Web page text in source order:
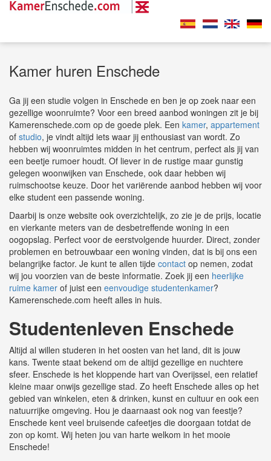
Kamer huren Enschede
Ga jij een studie volgen in Enschede en ben je op zoek naar een
gezellige woonruimte? Voor een breed aanbod woningen zit je bij
Kamerenschede.com op de goede plek. Een kamer, appartement
of studio, je vindt altijd iets waar jij enthousiast van wordt. Zo
hebben wij woonruimtes midden in het centrum, perfect als jij van
een beetje rumoer houdt. Of liever in de rustige maar gunstig
gelegen woonwijken van Enschede, ook daar hebben wij
ruimschootse keuze. Door het variërende aanbod hebben wij voor
elke student een passende woning.
Daarbij is onze website ook overzichtelijk, zo zie je de prijs, locatie
en vierkante meters van de desbetreffende woning in een
oogopslag. Perfect voor de eerstvolgende huurder. Direct, zonder
problemen en betrouwbaar een woning vinden, dat is bij ons een
belangrijke factor. Je kunt te allen tijde contact op nemen, zodat
wij jou voorzien van de beste informatie. Zoek jij een heerlijke
ruime kamer of juist een eenvoudige studentenkamer?
Kamerenschede.com heeft alles in huis.
Studentenleven Enschede
Altijd al willen studeren in het oosten van het land, dit is jouw
kans. Twente staat bekend om de altijd gezellige en nuchtere
sfeer. Enschede is het kloppende hart van Overijssel, een relatief
kleine maar onwijs gezellige stad. Zo heeft Enschede alles op het
gebied van winkelen, eten & drinken, kunst en cultuur en ook een
natuurrijke omgeving. Hou je daarnaast ook nog van feestje?
Enschede kent veel bruisende cafeetjes die doorgaan totdat de
zon op komt. Wij heten jou van harte welkom in het mooie
Enschede!